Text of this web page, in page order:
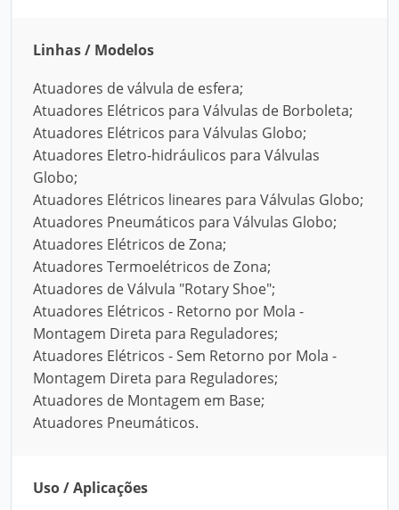
Linhas / Modelos
Atuadores de válvula de esfera;
Atuadores Elétricos para Válvulas de Borboleta;
Atuadores Elétricos para Válvulas Globo;
Atuadores Eletro-hidráulicos para Válvulas
Globo;
Atuadores Elétricos lineares para Válvulas Globo;
Atuadores Pneumáticos para Válvulas Globo;
Atuadores Elétricos de Zona;
Atuadores Termoelétricos de Zona;
Atuadores de Válvula "Rotary Shoe";
Atuadores Elétricos - Retorno por Mola -
Montagem Direta para Reguladores;
Atuadores Elétricos - Sem Retorno por Mola -
Montagem Direta para Reguladores;
Atuadores de Montagem em Base;
Atuadores Pneumáticos.
Uso / Aplicações